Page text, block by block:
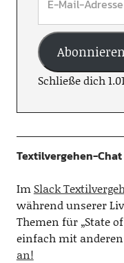
Schließe dich
Textilvergehen-Chat
Im Slack
während unserer
Themen für „State
einfach mit
an!